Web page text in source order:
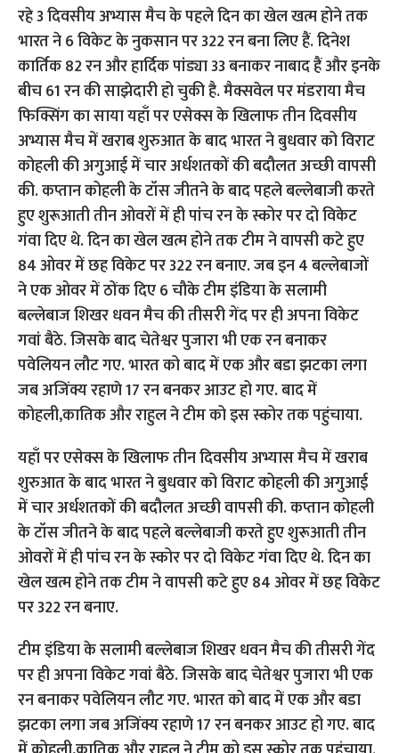
यहाँ पर एसेक्स के खिलाफ तीन दिवसीय अभ्यास मैच में खराब
शुरुआत के बाद भारत ने बुधवार को विराट कोहली की अगुआई
में चार अर्धशतकों की बदौलत अच्छी वापसी की. कप्तान कोहली
के टॉस जीतने के बाद पहले बल्लेबाजी करते हुए शुरूआती तीन
ओवरों में ही पांच रन के स्कोर पर दो विकेट गंवा दिए थे. दिन का
खेल खत्म होने तक टीम ने वापसी कटे हुए 84 ओवर में छह विकेट
पर 322 रन बनाए.
टीम इंडिया के सलामी बल्लेबाज शिखर धवन मैच की तीसरी गेंद
पर ही अपना विकेट गवां बैठे. जिसके बाद चेतेश्वर पुजारा भी एक
रन बनाकर पवेलियन लौट गए. भारत को बाद में एक और बडा
झटका लगा जब अजिंक्य रहाणे 17 रन बनकर आउट हो गए. बाद